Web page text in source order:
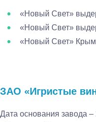
«Новый Свет»
«Новый Свет»
«Новый Свет»
ЗАО «Игристые
Дата основания завода